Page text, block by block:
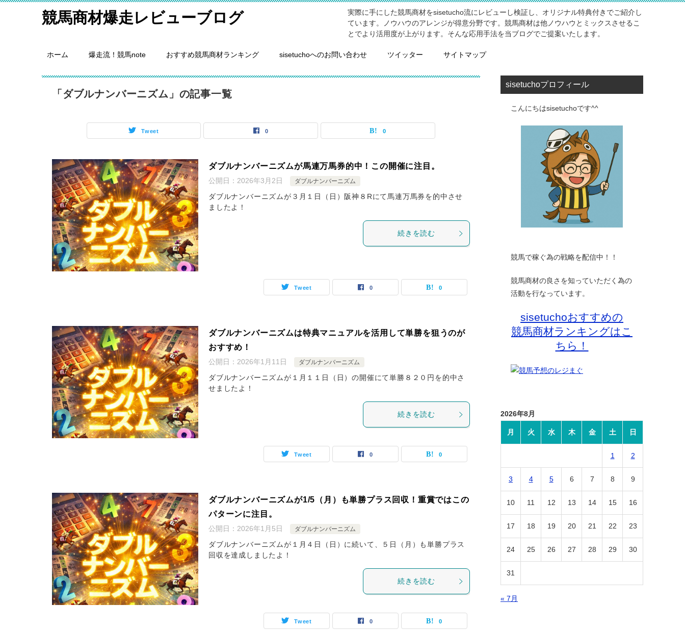
競馬商材爆走レビューブログ
実際に手にした競馬商材をsisetucho流にレビューし検証し、オリジナル特典付きでご紹介し
ています。ノウハウのアレンジが得意分野です。競馬商材は他ノウハウとミックスさせるこ
とでより活用度が上がります。そんな応用手法を当ブログでご提案いたします。
ホーム 爆走流！競馬note おすすめ競馬商材ランキング sisetuchoへのお問い合わせ ツイッター サイトマップ
「ダブルナンバーニズム」の記事一覧
Tweet 0 0
ダブルナンバーニズムが馬連万馬券的中！この開催に注目。
公開日： 2026年3月2日 ダブルナンバーニズム
ダブルナンバーニズムが３月１日（日）阪神８Rにて馬連万馬券を的中させ
ましたよ！
続きを読む
Tweet 0 0
ダブルナンバーニズムは特典マニュアルを活用して単勝を狙うのが
おすすめ！
公開日： 2026年1月11日 ダブルナンバーニズム
ダブルナンバーニズムが１月１１日（日）の開催にて単勝８２０円を的中さ
せましたよ！
続きを読む
Tweet 0 0
ダブルナンバーニズムが1/5（月）も単勝プラス回収！重賞ではこの
パターンに注目。
公開日： 2026年1月5日 ダブルナンバーニズム
ダブルナンバーニズムが１月４日（日）に続いて、５日（月）も単勝プラス
回収を達成しましたよ！
続きを読む
Tweet 0 0
sisetuchoプロフィール
こんにちはsisetuchoです^^
競馬で稼ぐ為の戦略を配信中！！
競馬商材の良さを知っていただく為の
活動を行なっています。
sisetuchoおすすめの
競馬商材ランキングはこ
ちら！
2026年8月
月 火 水 木 金 土 日
1 2
3 4 5 6 7 8 9
10 11 12 13 14 15 16
17 18 19 20 21 22 23
24 25 26 27 28 29 30
31
« 7月